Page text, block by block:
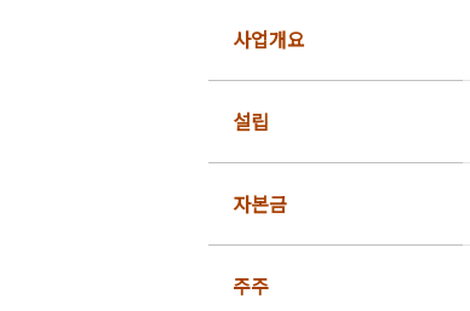
사업개요
설립
자본금
주주